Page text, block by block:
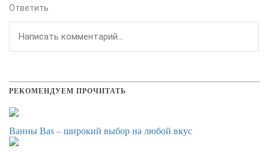
Ответить
РЕКОМЕНДУЕМ ПРОЧИТАТЬ
Ванны Bas – широкий выбор на любой вкус